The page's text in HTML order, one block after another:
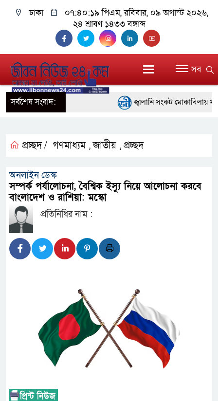
ঢাকা ০৭:৪০:২০ পিএম, রবিবার, ০৯ অগাস্ট ২০২৬,
২৪ শ্রাবণ ১৪৩৩ বঙ্গাব্দ
সব
সর্বশেষ সংবাদ:
জ্বালানি সংকট মোকাবিলায়
সাংবাদিক রাজু আহমেদ
সিএমএসএফ পুঁজিবাজারে
নিয়েছে সরকার
লালমনিরহাটে মাদকসহ
ওমানের সঙ্গে ইরানের হরমুজ
আত-তানযীল ইনস্টিটিউট
পর্দাপন উপলক্ষে আলোচনা সভা ও
প্রচ্ছদ / গণমাধ্যম ,জাতীয় , প্রচ্ছদ
অনলাইন ডেস্ক
সম্পর্ক পর্যালোচনা, বৈশ্বিক ইস্যু নিয়ে আলোচনা করবে
বাংলাদেশ ও রাশিয়া: মস্কো
প্রতিনিধির নাম :